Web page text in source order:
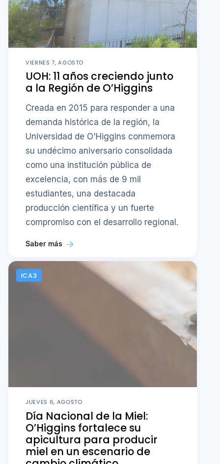
VIERNES 7, AGOSTO
UOH: 11 años creciendo junto
a la Región de O’Higgins
Creada en 2015 para responder a una
demanda histórica de la región, la
Universidad de O'Higgins conmemora
su undécimo aniversario consolidada
como una institución pública de
excelencia, con más de 9 mil
estudiantes, una destacada
producción científica y un fuerte
compromiso con el desarrollo regional.
Saber más
ICA3
JUEVES 6, AGOSTO
Día Nacional de la Miel:
O’Higgins fortalece su
apicultura para producir
miel en un escenario de